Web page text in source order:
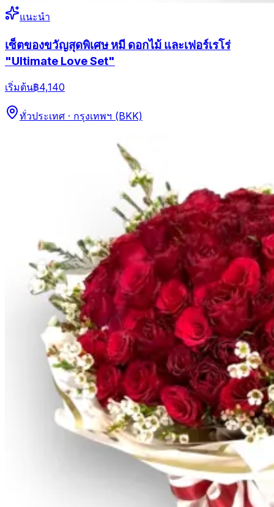
แนะนำ
เซ็ตของขวัญสุดพิเศษ หมี ดอกไม้ และเฟอร์เรโร่
"Ultimate Love Set"
เริ่มต้น฿4,140
ทั่วประเทศ · กรุงเทพฯ (BKK)